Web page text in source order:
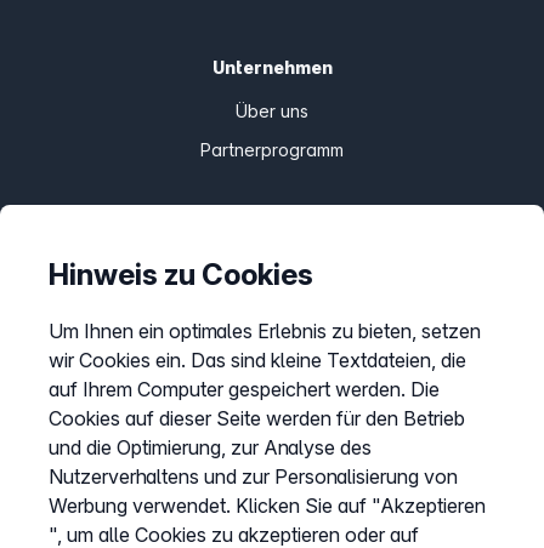
Unternehmen
Über uns
Partnerprogramm
Preise
Sitemap
AGB
Datenschutz
Impressum
Cookies anpassen
Hinweis zu Cookies
Um Ihnen ein optimales Erlebnis zu bieten, setzen
wir Cookies ein. Das sind kleine Textdateien, die
auf Ihrem Computer gespeichert werden. Die
Cookies auf dieser Seite werden für den Betrieb
und die Optimierung, zur Analyse des
Nutzerverhaltens und zur Personalisierung von
Werbung verwendet. Klicken Sie auf "Akzeptieren
", um alle Cookies zu akzeptieren oder auf